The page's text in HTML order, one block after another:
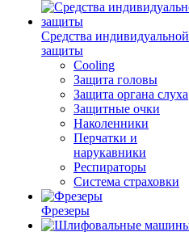
Средства индивидуальной
защиты
Cooling
Защита головы
Защита органа слуха
Защитные очки
Наколенники
Перчатки и
нарукавники
Респираторы
Система страховки
Фрезеры